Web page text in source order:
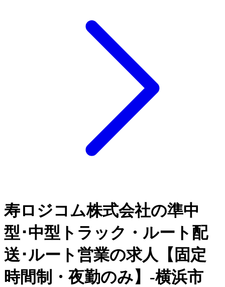
寿ロジコム株式会社の準中
型･中型トラック・ルート配
送･ルート営業の求人【固定
時間制・夜勤のみ】-横浜市